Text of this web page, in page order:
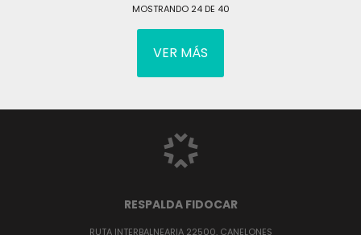
MOSTRANDO 24DE 40
VER MÁS
RESPALDA FIDOCAR
RUTA INTERBALNEARIA 22500, CANELONES